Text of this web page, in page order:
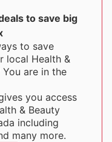
to save big
to save
local Health &
are in the
you access
& Beauty
including
many more.